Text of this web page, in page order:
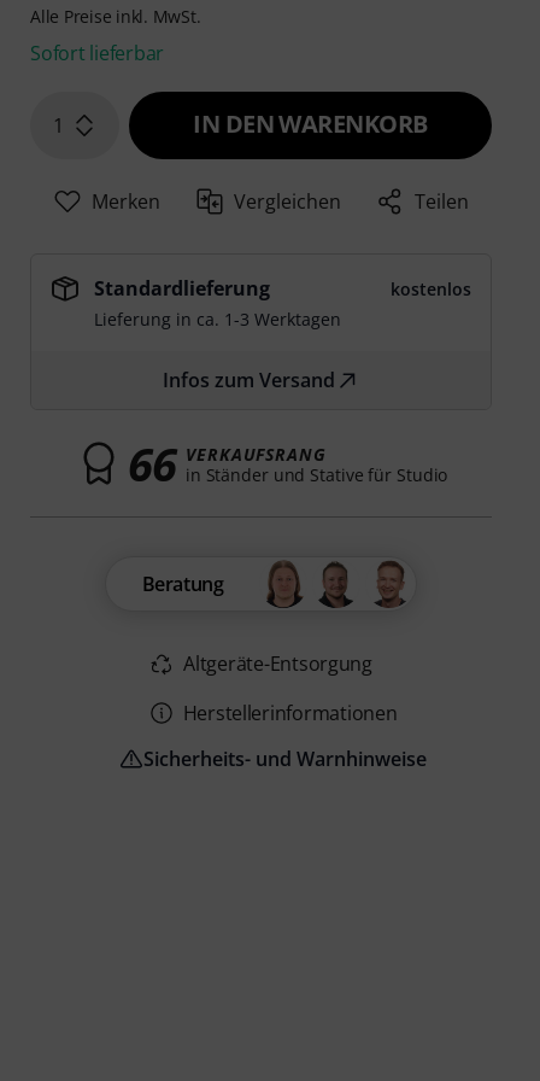
Alle Preise inkl. MwSt.
Sofort lieferbar
1 IN DEN WARENKORB
Merken Vergleichen Teilen
Standardlieferung
kostenlos
Lieferung in ca. 1-3 Werktagen
Infos zum Versand
66 VERKAUFSRANG
in Ständer und Stative für Studio
Beratung
Altgeräte-Entsorgung
Herstellerinformationen
Sicherheits- und Warnhinweise